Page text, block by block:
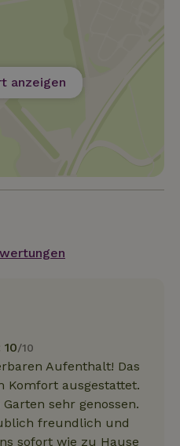
anzeigen
/10
Aufenthalt! Das
Komfort ausgestattet.
sehr genossen.
freundlich und
sofort wie zu Hause